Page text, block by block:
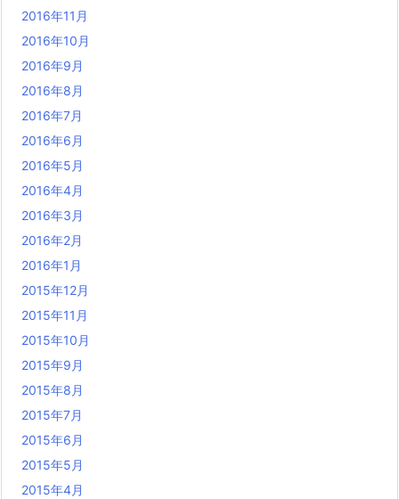
2016年11月
2016年10月
2016年9月
2016年8月
2016年7月
2016年6月
2016年5月
2016年4月
2016年3月
2016年2月
2016年1月
2015年12月
2015年11月
2015年10月
2015年9月
2015年8月
2015年7月
2015年6月
2015年5月
2015年4月